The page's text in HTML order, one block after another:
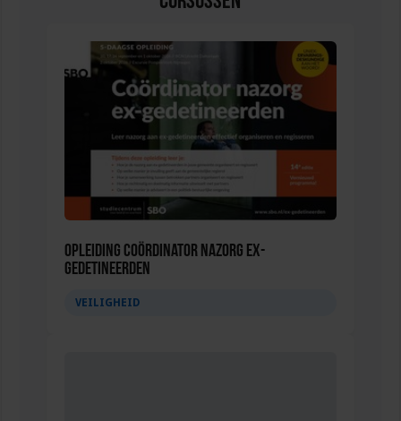
Opleiding Coördinator nazorg ex-
gedetineerden
VEILIGHEID